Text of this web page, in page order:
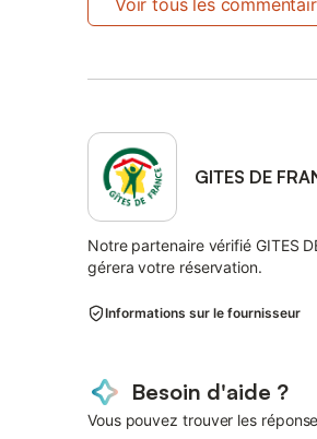
Voir tous les
GITES DE
Notre partenaire vérifié GITES
gérera votre réservation.
Informations sur le fournisseur
Besoin d'aide ?
Vous pouvez trouver les